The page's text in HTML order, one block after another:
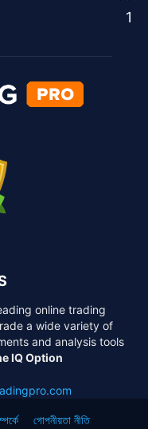
1
online trading
a wide variety of
and analysis tools
IQ Option
গোপনীয়তা নীতি